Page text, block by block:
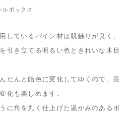
ボックス
しているパイン材は肌触りが良く、
引き立てる明るい色ときれいな木目
だんと飴色に変化してゆくので、長
化も楽しめます。
に角を丸く仕上げた温かみのあるボ